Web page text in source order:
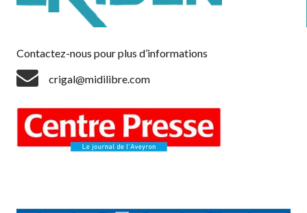
Contactez-nous pour plus d’informations
crigal@midilibre.com